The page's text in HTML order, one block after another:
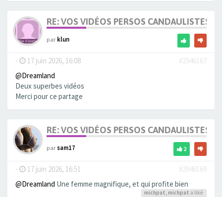
RE: VOS VIDÉOS PERSOS CANDAULISTES
parklun
- 17 juin 2026, 16:08
#2946167
@Dreamland
Deux superbes vidéos
Merci pour ce partage
RE: VOS VIDÉOS PERSOS CANDAULISTES
parsam17 2
- 17 juin 2026, 16:51
#2946169
@Dreamland Une femme magnifique, et qui profite bien
michpat, michpat a liké